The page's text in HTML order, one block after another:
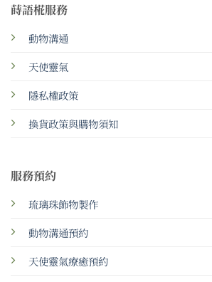
蒔語椛服務
動物溝通
天使靈氣
隱私權政策
換貨政策與購物須知
服務預約
琉璃珠飾物製作
動物溝通預約
天使靈氣療癒預約